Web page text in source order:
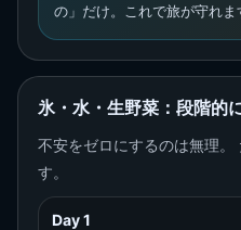
の」だけ。これで旅が守れま
氷・水・生野菜：段階的
不安をゼロにするのは無理。
す。
Day 1